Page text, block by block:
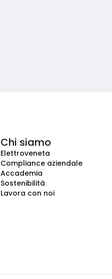
Chi siamo
Elettroveneta
Compliance aziendale
Accademia
Sostenibilità
Lavora con noi